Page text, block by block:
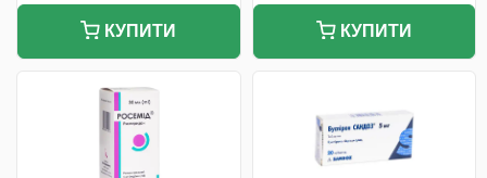
КУПИТИ КУПИТИ